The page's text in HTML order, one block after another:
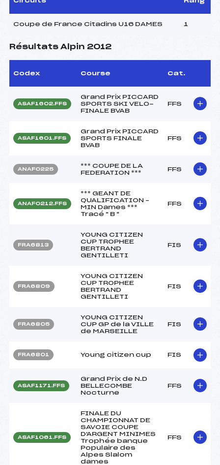
Coupe de France Citadins U16 DAMES 1
Résultats Alpin 2012
Codex Course Cat.
ASAF1602.FFS
Grand Prix PICCARD
SPORTS SKI VELO-
FINALE BVAB
FFS
ASAF1601.FFS
Grand Prix PICCARD
SPORTS FINALE
BVAB
FFS
ANAF0225
*** COUPE DE LA
FEDERATION ***
FFS
ANAF0212.FFS
*** GEANT DE
QUALIFICATION –
MIN Dames ***
Tracé " B "
FFS
FRA6813
YOUNG CITIZEN
CUP TROPHEE
BERTRAND
GENTILLETI
FIS
FRA6809
YOUNG CITIZEN
CUP TROPHEE
BERTRAND
GENTILLETI
FIS
FRA6805
YOUNG CITIZEN
CUP GP de la VILLE
de MARSEILLE
FIS
FRA6801 Young citizen cup FIS
ASAF1171.FFS
Grand Prix de N.D
BELLECOMBE
Nocturne
FFS
ASAF1061.FFS
FINALE DU
CHAMPIONNAT DE
SAVOIE COUPE
D'ARGENT MINIMES
Trophée banque
Populaire des
Alpes Slalom
dames
FFS